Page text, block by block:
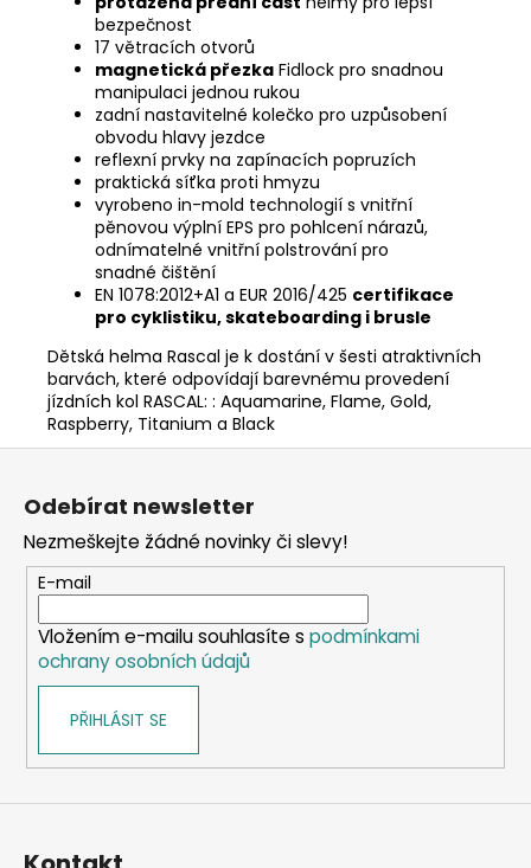
bezpečnost
17 větracích otvorů
magnetická přezka Fidlock pro snadnou
manipulaci jednou rukou
zadní nastavitelné kolečko pro uzpůsobení
obvodu hlavy jezdce
reflexní prvky na zapínacích popruzích
praktická síťka proti hmyzu
vyrobeno in-mold technologií s vnitřní
pěnovou výplní EPS pro pohlcení nárazů,
odnímatelné vnitřní polstrování pro
snadné čištění
EN 1078:2012+A1 a EUR 2016/425 certifikace
pro cyklistiku, skateboarding i brusle
Dětská helma Rascal je k dostání v šesti atraktivních
barvách, které odpovídají barevnému provedení
jízdních kol RASCAL: : Aquamarine, Flame, Gold,
Raspberry, Titanium a Black
Z
Odebírat newsletter
Nezmeškejte žádné novinky či slevy!
E-mail
Vložením e-mailu souhlasíte s podmínkami
ochrany osobních údajů
PŘIHLÁSIT SE